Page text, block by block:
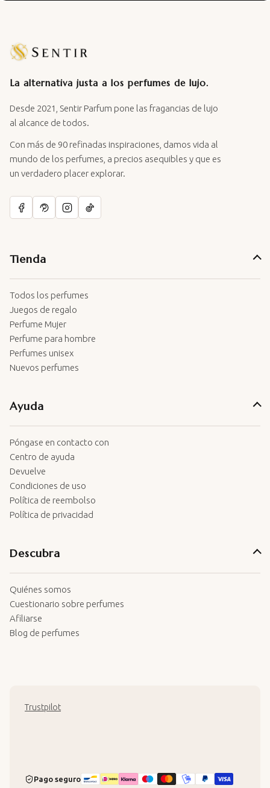
La alternativa justa a los perfumes de lujo.
Desde 2021, Sentir Parfum pone las fragancias de lujo
al alcance de todos.
Con más de 90 refinadas inspiraciones, damos vida al
mundo de los perfumes, a precios asequibles y que es
un verdadero placer explorar.
Tienda
Todos los perfumes
Juegos de regalo
Perfume Mujer
Perfume para hombre
Perfumes unisex
Nuevos perfumes
Ayuda
Póngase en contacto con
Centro de ayuda
Devuelve
Condiciones de uso
Política de reembolso
Política de privacidad
Descubra
Quiénes somos
Cuestionario sobre perfumes
Afiliarse
Blog de perfumes
Trustpilot
Pago seguro